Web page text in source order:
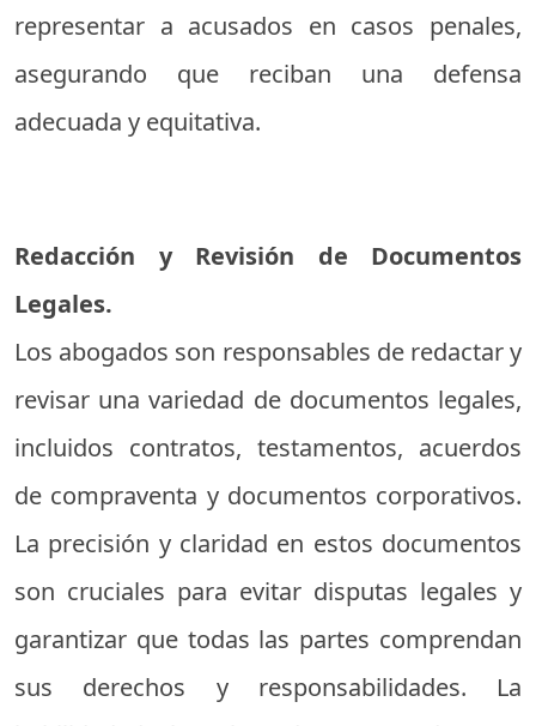
representar a acusados en casos penales,
asegurando que reciban una defensa
adecuada y equitativa.
Redacción y Revisión de Documentos
Legales.
Los abogados son responsables de redactar y
revisar una variedad de documentos legales,
incluidos contratos, testamentos, acuerdos
de compraventa y documentos corporativos.
La precisión y claridad en estos documentos
son cruciales para evitar disputas legales y
garantizar que todas las partes comprendan
sus derechos y responsabilidades. La